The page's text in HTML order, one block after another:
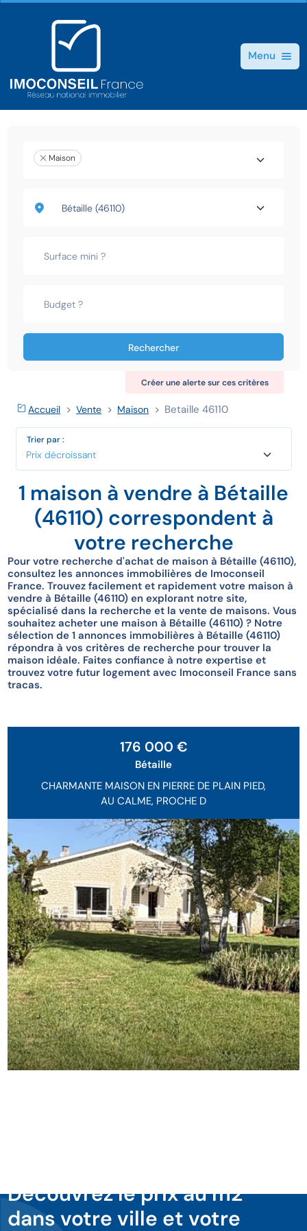
Menu
Maison
Rechercher
Créer une alerte sur ces critères
Accueil Vente Maison Betaille 46110
Trier par :
1 maison à vendre à Bétaille
(46110) correspondent à
votre recherche
Pour votre recherche d'achat de maison à Bétaille (46110),
consultez les annonces immobilières de Imoconseil
France. Trouvez facilement et rapidement votre maison à
vendre à Bétaille (46110) en explorant notre site,
spécialisé dans la recherche et la vente de maisons. Vous
souhaitez acheter une maison à Bétaille (46110) ? Notre
sélection de 1 annonces immobilières à Bétaille (46110)
répondra à vos critères de recherche pour trouver la
maison idéale. Faites confiance à notre expertise et
trouvez votre futur logement avec Imoconseil France sans
tracas.
CHARMANTE MAISON EN PIERRE DE PLAIN PIED,
AU CALME, PROCHE D
176 000 €
Bétaille
Découvrez le prix au m2
dans votre ville et votre